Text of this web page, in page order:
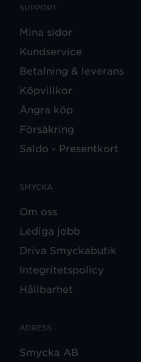
SUPPORT
Mina sidor
Kundservice
Betalning & leverans
Köpvillkor
Ångra köp
Försäkring
Saldo - Presentkort
SMYCKA
Om oss
Lediga jobb
Driva Smyckabutik
Integritetspolicy
Hållbarhet
ADRESS
Smycka AB